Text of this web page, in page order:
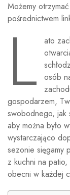
Możemy
pośrednictwem
L
ato
osób
gospodarzem,
swobodnego, jak
aby można było
wystarczająco
sezonie sięgamy
z kuchni na
obecni w każdej